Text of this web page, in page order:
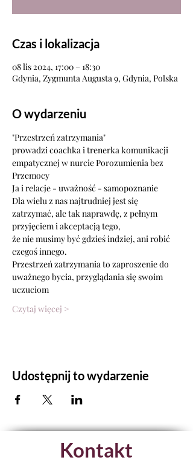
Czas i lokalizacja
08 lis 2024, 17:00 – 18:30
Gdynia, Zygmunta Augusta 9, Gdynia, Polska
O wydarzeniu
"Przestrzeń zatrzymania"
prowadzi coachka i trenerka komunikacji
empatycznej w nurcie Porozumienia bez
Przemocy
Ja i relacje - uważność - samopoznanie
Dla wielu z nas najtrudniej jest się
zatrzymać, ale tak naprawdę, z pełnym
przyjęciem i akceptacją tego,
że nie musimy być gdzieś indziej, ani robić
czegoś innego.
Przestrzeń zatrzymania to zaproszenie do
uważnego bycia, przyglądania się swoim
uczuciom
Czytaj więcej >
Udostępnij to wydarzenie
Kontakt